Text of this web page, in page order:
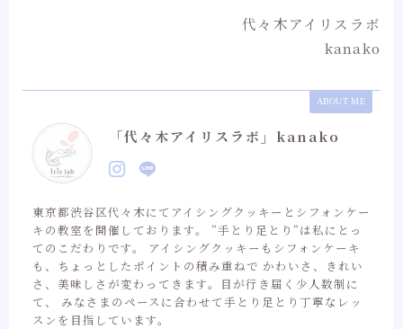
代々木アイリスラボ
kanako
ABOUT ME
「代々木アイリスラボ」kanako
東京都渋谷区代々木にてアイシングクッキーとシフォンケー
キの教室を開催しております。 ”手とり足とり”は私にとっ
てのこだわりです。 アイシングクッキーもシフォンケーキ
も、ちょっとしたポイントの積み重ねで かわいさ、きれい
さ、美味しさが変わってきます。目が行き届く少人数制に
て、 みなさまのペースに合わせて手とり足とり丁寧なレッ
スンを目指しています。